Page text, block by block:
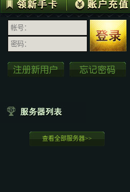
查看全部服务器>>